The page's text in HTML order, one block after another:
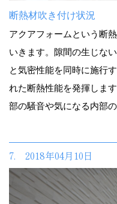
断熱材吹き付け状況
アクアフォームという断
いきます。隙間の生じな
と気密性能を同時に施行
れた断熱性能を発揮しま
部の騒音や気になる内部
7. 2018年04月10日